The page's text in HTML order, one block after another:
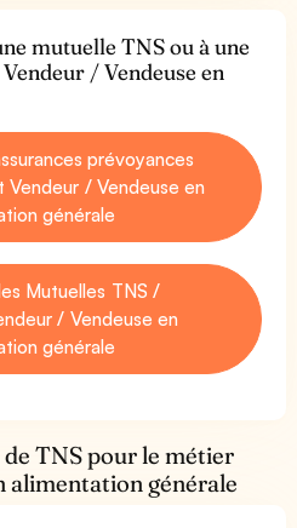
mutuelle TNS ou à une
/ Vendeuse en
prévoyances
Vendeur / Vendeuse en
générale
Mutuelles TNS /
/ Vendeuse en
générale
TNS pour le métier
alimentation générale